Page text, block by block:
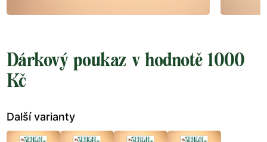
Dárkový poukaz v hodnotě 1000
Kč
Další varianty